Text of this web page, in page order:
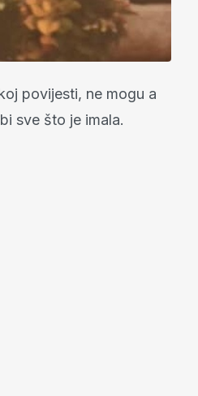
povijesti, ne mogu a
sve što je imala.